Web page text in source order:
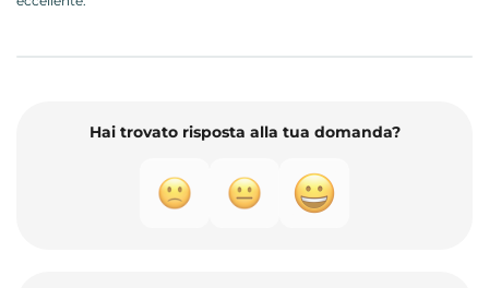
Hai trovato risposta alla tua domanda?